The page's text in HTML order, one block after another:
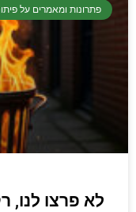
יסודי
פתרונות ומאמרים על
לא פרצו לנו,